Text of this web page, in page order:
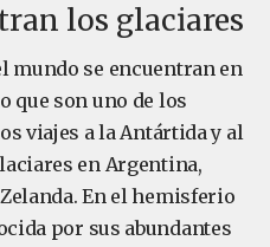
los glaciares
mundo se encuentran en
que son uno de los
viajes a la Antártida y al
en Argentina,
En el hemisferio
por sus abundantes